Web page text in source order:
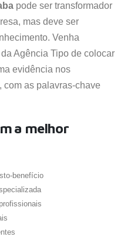
pode ser transformador
mas deve ser
Venha
Agência Tipo de colocar
evidência nos
com as palavras-chave
a melhor
benefício